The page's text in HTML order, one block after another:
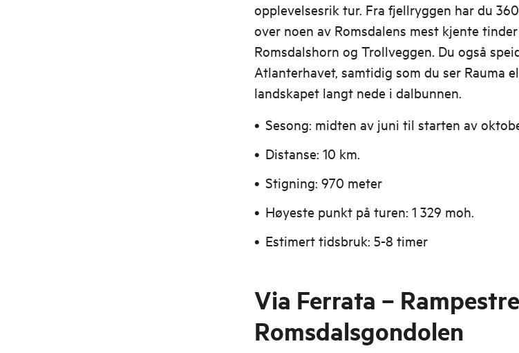
opplevelsesrik tur. Fra fjellryggen har du
over noen av Romsdalens mest kjente
Romsdalshorn og Trollveggen. Du også
Atlanterhavet, samtidig som du ser Rauma
landskapet langt nede i dalbunnen.
Sesong: midten av juni til starten av
Distanse: 10 km.
Stigning: 970 meter
Høyeste punkt på turen: 1 329 moh.
Estimert tidsbruk: 5-8 timer
Via Ferrata –
Romsdalsgondolen